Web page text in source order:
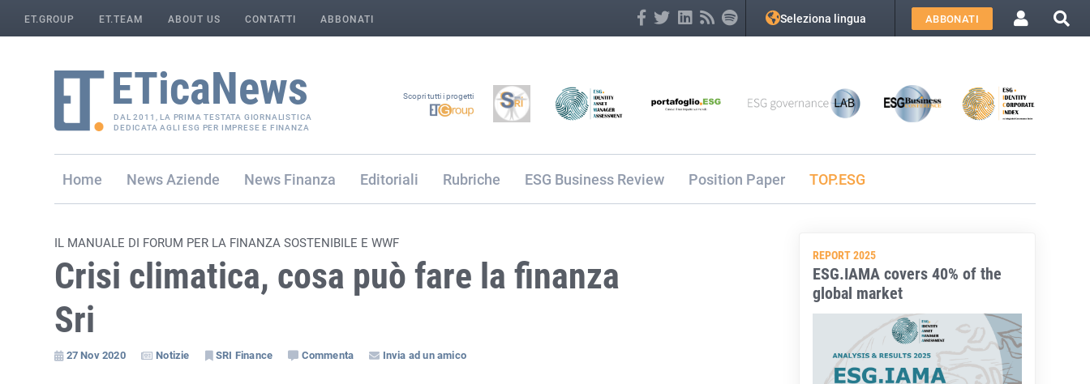
ET.GROUP ET.TEAM ABOUT US CONTATTI ABBONATI Seleziona lingua ABBONATI
DAL 2011, LA PRIMA TESTATA GIORNALISTICA
DEDICATA AGLI ESG PER IMPRESE E FINANZA
Scopri tutti i progetti
Home Aziende Finanza Editoriali Rubriche ESG Business Review Position Paper TOP.ESG
IL MANUALE DI FORUM PER LA FINANZA SOSTENIBILE E WWF
Crisi climatica, cosa può fare la finanza
Sri
27 Nov 2020 Notizie SRI Finance Commenta Invia ad un amico
REPORT 2025
ESG.IAMA covers 40% of the
global market